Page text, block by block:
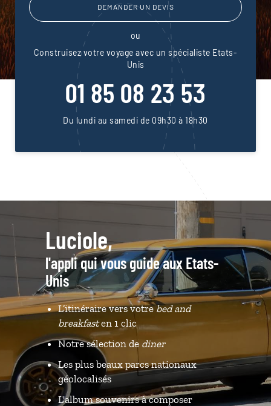
DEMANDER UN DEVIS
ou
Construisez votre voyage avec un spécialiste Etats-
Unis
01 85 08 23 53
Du lundi au samedi de 09h30 à 18h30
Luciole,
l'appli qui vous guide aux Etats-
Unis
L’itinéraire vers votrebed and
breakfasten 1 clic
Notre sélection de diner
Les plus beaux parcs nationaux
géolocalisés
L'album souvenirs à composer